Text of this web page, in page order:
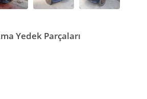
Yedek Parçaları